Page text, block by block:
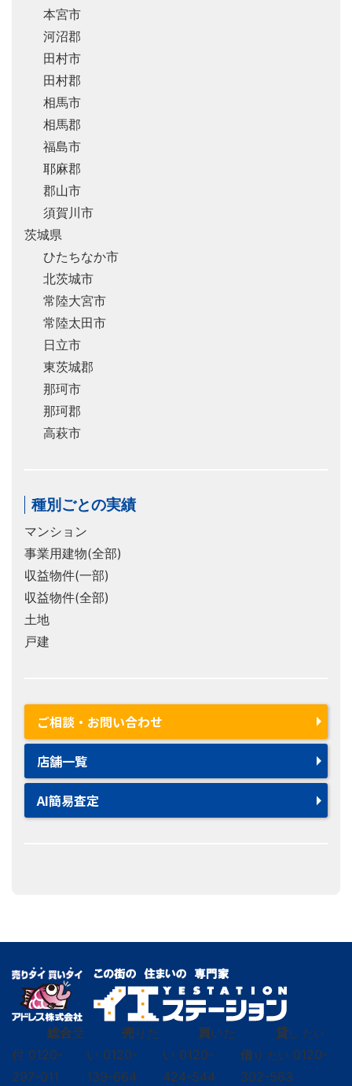
本宮市
河沼郡
田村市
田村郡
相馬市
相馬郡
福島市
耶麻郡
郡山市
須賀川市
茨城県
ひたちなか市
北茨城市
常陸大宮市
常陸太田市
日立市
東茨城郡
那珂市
那珂郡
高萩市
種別ごとの実績
マンション
事業用建物(全部)
収益物件(一部)
収益物件(全部)
土地
戸建
ご相談・お問い合わせ
店舗一覧
AI簡易査定
総合受
付 0120-
297-011
売りた
い 0120-
139-664
買いた
い 0120-
424-544
貸し たい
借り たい 0120-
302-563